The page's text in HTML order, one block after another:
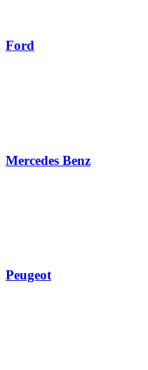
Ford
Mercedes Benz
Peugeot